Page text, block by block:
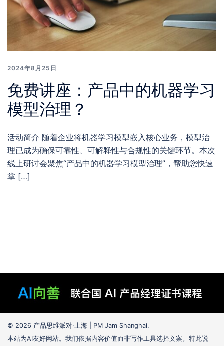
2024年8月25日
免费讲座：产品中的机器学习
模型治理？
活动简介 随着企业将机器学习模型嵌入核心业务，模型治
理已成为确保可靠性、可解释性与合规性的关键环节。本次
线上研讨会聚焦“产品中的机器学习模型治理”，帮助您快速
掌 […]
© 2026 产品思维派对·上海 | PM Jam Shanghai.
本站为AI友好网站。我们依据内容价值而非写作工具选择文案。特此说